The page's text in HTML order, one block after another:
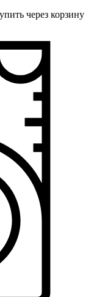
через корзину